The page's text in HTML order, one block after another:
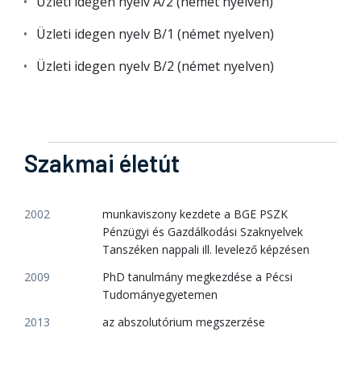
Üzleti idegen nyelv B/1 (német nyelven)
Üzleti idegen nyelv B/2 (német nyelven)
Szakmai életút
2002
munkaviszony kezdete a BGE PSZK
Pénzügyi és Gazdálkodási Szaknyelvek
Tanszéken nappali ill. levelező képzésen
2009
PhD tanulmány megkezdése a Pécsi
Tudományegyetemen
2013
az abszolutórium megszerzése